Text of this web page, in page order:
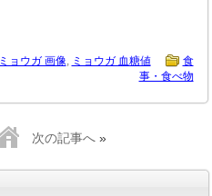
ミョウガ 画像 ミョウガ 血糖値
食
事・食べ物
次の記事へ »